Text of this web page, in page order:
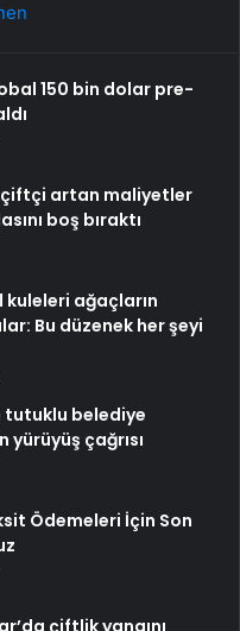
150 bin dolar pre-
çiftçi artan maliyetler
boş bıraktı
ağaçların
Bu düzenek her şeyi
tutuklu belediye
yürüyüş çağrısı
Ödemeleri İçin Son
çiftlik yangını